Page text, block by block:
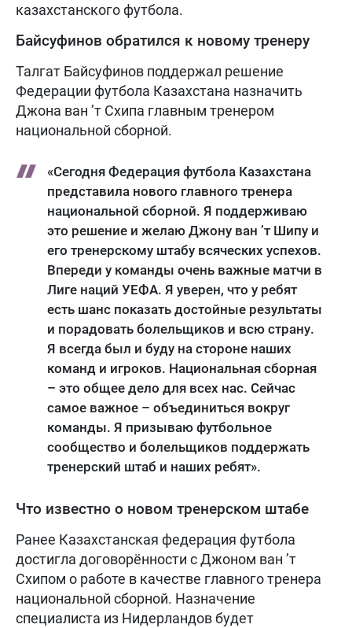
казахстанского футбола.
Байсуфинов обратился к новому тренеру
Талгат Байсуфинов поддержал решение
Федерации футбола Казахстана назначить
Джона ван ’т Схипа главным тренером
национальной сборной.
«Сегодня Федерация футбола Казахстана
представила нового главного тренера
национальной сборной. Я поддерживаю
это решение и желаю Джону ван ’т Шипу и
его тренерскому штабу всяческих успехов.
Впереди у команды очень важные матчи в
Лиге наций УЕФА. Я уверен, что у ребят
есть шанс показать достойные результаты
и порадовать болельщиков и всю страну.
Я всегда был и буду на стороне наших
команд и игроков. Национальная сборная
– это общее дело для всех нас. Сейчас
самое важное – объединиться вокруг
команды. Я призываю футбольное
сообщество и болельщиков поддержать
тренерский штаб и наших ребят».
Что известно о новом тренерском штабе
Ранее Казахстанская федерация футбола
достигла договорённости с Джоном ван ’т
Схипом о работе в качестве главного тренера
национальной сборной. Назначение
специалиста из Нидерландов будет